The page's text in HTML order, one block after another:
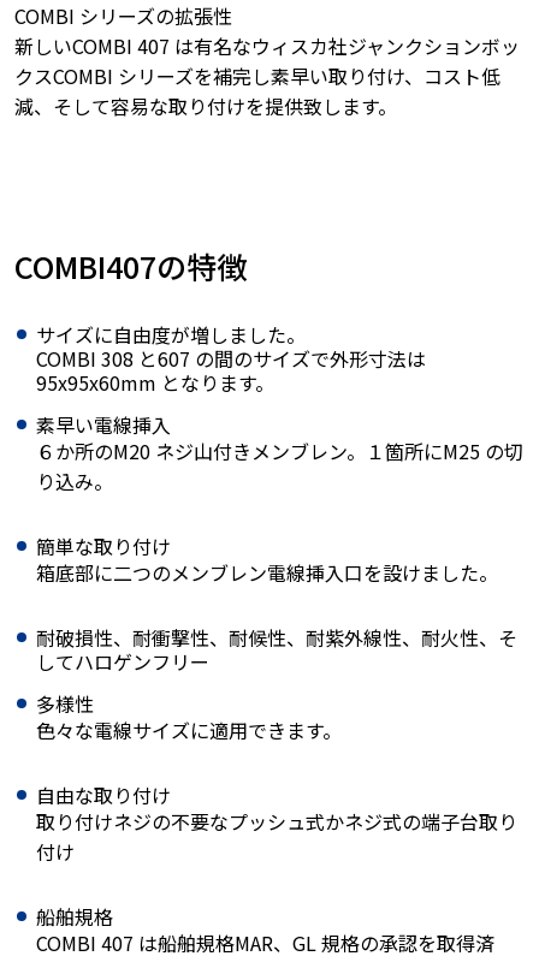
COMBI シリーズの拡張性
新しいCOMBI 407 は有名なウィスカ社ジャンクションボッ
クスCOMBI シリーズを補完し素早い取り付け、コスト低
減、そして容易な取り付けを提供致します。
COMBI407の特徴
サイズに自由度が増しました。
COMBI 308 と607 の間のサイズで外形寸法は
95x95x60mm となります。
素早い電線挿入
６か所のM20 ネジ山付きメンブレン。１箇所にM25 の切
り込み。
簡単な取り付け
箱底部に二つのメンブレン電線挿入口を設けました。
耐破損性、耐衝撃性、耐候性、耐紫外線性、耐火性、そ
してハロゲンフリー
多様性
色々な電線サイズに適用できます。
自由な取り付け
取り付けネジの不要なプッシュ式かネジ式の端子台取り
付け
船舶規格
COMBI 407 は船舶規格MAR、GL 規格の承認を取得済